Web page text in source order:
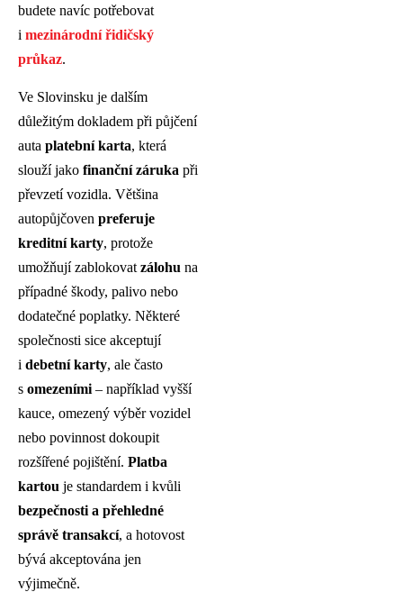
budete navíc potřebovat
i mezinárodní řidičský
průkaz.
Ve Slovinsku je dalším
důležitým dokladem při půjčení
auta platební karta, která
slouží jako finanční záruka při
převzetí vozidla. Většina
autopůjčoven preferuje
kreditní karty, protože
umožňují zablokovat zálohu na
případné škody, palivo nebo
dodatečné poplatky. Některé
společnosti sice akceptují
i debetní karty, ale často
s omezeními – například vyšší
kauce, omezený výběr vozidel
nebo povinnost dokoupit
rozšířené pojištění. Platba
kartou je standardem i kvůli
bezpečnosti a přehledné
správě transakcí, a hotovost
bývá akceptována jen
výjimečně.